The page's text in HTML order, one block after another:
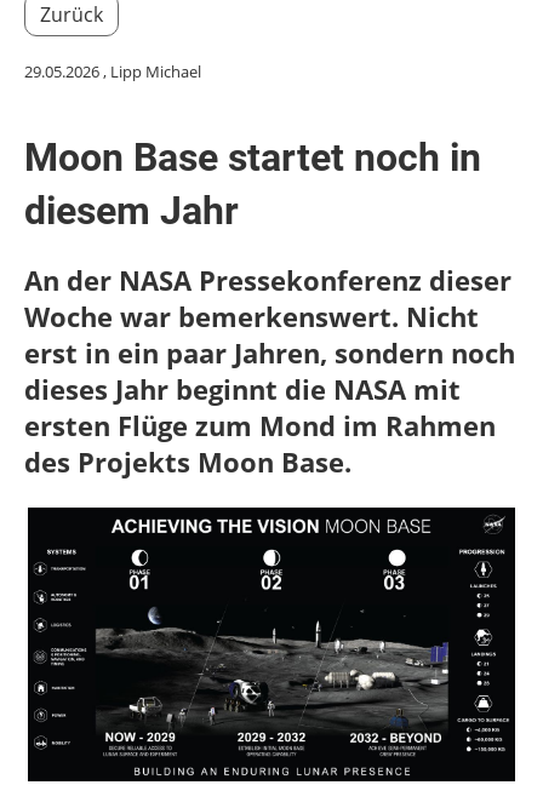
Zurück
29.05.2026, Lipp Michael
Moon Base startet noch in
diesem Jahr
An der NASA Pressekonferenz dieser
Woche war bemerkenswert. Nicht
erst in ein paar Jahren, sondern noch
dieses Jahr beginnt die NASA mit
ersten Flüge zum Mond im Rahmen
des Projekts Moon Base.